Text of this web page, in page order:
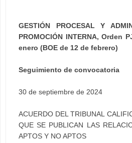
GESTIÓN PROCESAL Y
PROMOCIÓN INTERNA, Orden
enero (BOE de 12 de febrero)
Seguimiento de convocatoria
30 de septiembre de 2024
ACUERDO DEL TRIBUNAL
QUE SE PUBLICAN LAS
APTOS Y NO APTOS